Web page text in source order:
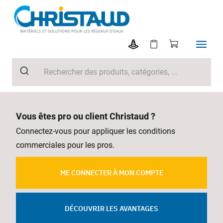
Vous êtes pro ou client Christaud ?
Connectez-vous pour appliquer les conditions
commerciales pour les pros.
ME CONNECTER À MON COMPTE
DÉCOUVRIR LES AVANTAGES